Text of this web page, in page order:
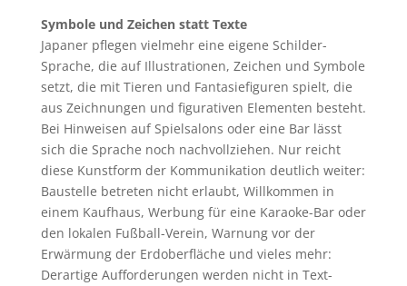
Symbole und Zeichen statt Texte
Japaner pflegen vielmehr eine eigene Schilder-
Sprache, die auf Illustrationen, Zeichen und Symbole
setzt, die mit Tieren und Fantasiefiguren spielt, die
aus Zeichnungen und figurativen Elementen besteht.
Bei Hinweisen auf Spielsalons oder eine Bar lässt
sich die Sprache noch nachvollziehen. Nur reicht
diese Kunstform der Kommunikation deutlich weiter:
Baustelle betreten nicht erlaubt, Willkommen in
einem Kaufhaus, Werbung für eine Karaoke-Bar oder
den lokalen Fußball-Verein, Warnung vor der
Erwärmung der Erdoberfläche und vieles mehr:
Derartige Aufforderungen werden nicht in Text-